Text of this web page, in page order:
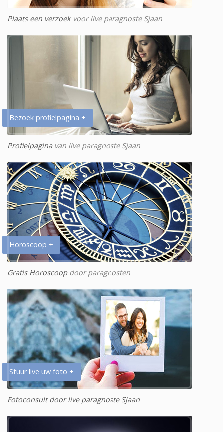
Plaats een verzoekvoor live paragnoste Sjaan
Bezoek profielpagina +
Profielpagina van live paragnoste Sjaan
Horoscoop +
Gratis Horoscoopdoor paragnosten
Stuur live uw foto +
Fotoconsult door live paragnoste Sjaan